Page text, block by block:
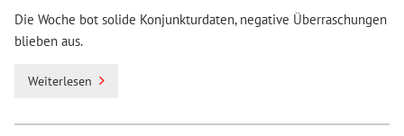
Die Woche bot solide Konjunkturdaten, negative Überraschungen
blieben aus.
Weiterlesen